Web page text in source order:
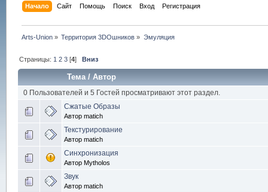
Начало Сайт Помощь Поиск Вход Регистрация
Arts-Union » Территория 3DOшников » Эмуляция
Страницы: 1 2 3 [4]Вниз
Тема/ Автор
0 Пользователей и 5 Гостей просматривают этот раздел.
Сжатые Образы
Автор matich
Текстурирование
Автор matich
Синхронизация
Автор Mytholos
Звук
Автор matich